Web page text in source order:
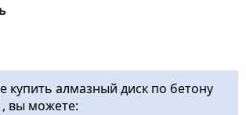
купить алмазный диск по бетону
, вы можете: